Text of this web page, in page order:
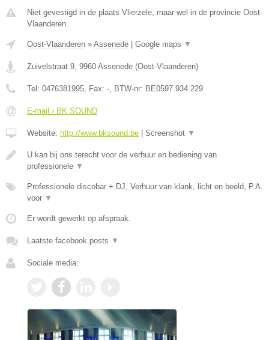
Niet gevestigd in de plaats Vlierzele, maar wel in de provincie Oost-
Vlaanderen.
Oost-Vlaanderen » Assenede | Google maps ▼
Zuivelstraat 9 9960 Assenede (Oost-Vlaanderen)
Tel: 0476381995 , Fax: - , BTW-nr: BE0597.934.229
E-mail › BK SOUND
Website: http://www.bksound.be | Screenshot ▼
U kan bij ons terecht voor de verhuur en bediening van
professionele ▼
Professionele discobar + DJ, Verhuur van klank, licht en beeld, P.A.
voor ▼
Er wordt gewerkt op afspraak.
Laatste facebook posts ▼
Sociale media: